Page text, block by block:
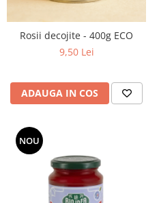
Rosii decojite - 400g ECO
9,50 Lei
ADAUGA IN COS
NOU